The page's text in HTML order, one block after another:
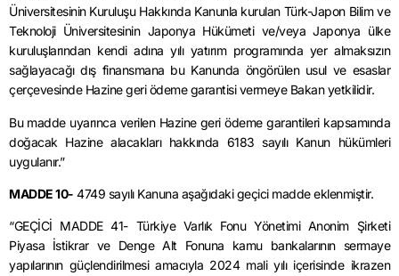
Üniversitesinin Kuruluşu Hakkında Kanunla kurulan Türk-Japon Bilim ve
Teknoloji Üniversitesinin Japonya Hükümeti ve/veya Japonya ülke
kuruluşlarından kendi adına yılı yatırım programında yer almaksızın
sağlayacağı dış finansmana bu Kanunda öngörülen usul ve esaslar
çerçevesinde Hazine geri ödeme garantisi vermeye Bakan yetkilidir.
Bu madde uyarınca verilen Hazine geri ödeme garantileri kapsamında
doğacak Hazine alacakları hakkında 6183 sayılı Kanun hükümleri
uygulanır.”
MADDE 10- 4749 sayılı Kanuna aşağıdaki geçici madde eklenmiştir.
“GEÇİCİ MADDE 41- Türkiye Varlık Fonu Yönetimi Anonim Şirketi
Piyasa İstikrar ve Denge Alt Fonuna kamu bankalarının sermaye
yapılarının güçlendirilmesi amacıyla 2024 mali yılı içerisinde ikrazen